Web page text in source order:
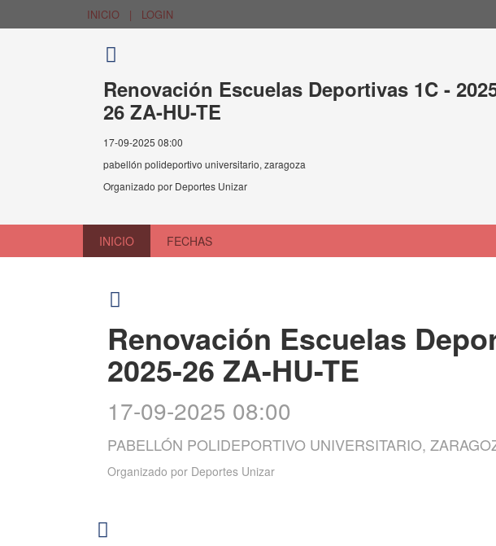
INICIO | LOGIN
Renovación Escuelas Deportivas 1C -
26 ZA-HU-TE
17-09-2025 08:00
pabellón polideportivo universitario, zaragoza
Organizado por Deportes Unizar
INICIO FECHAS
Renovación Escuelas
2025-26 ZA-HU-TE
17-09-2025 08:00
PABELLÓN POLIDEPORTIVO UNIVERSITARIO,
Organizado por Deportes Unizar